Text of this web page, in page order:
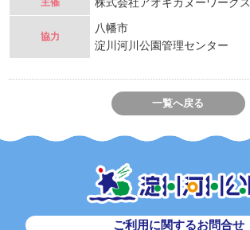
主催
協力
八幡市
淀川河川公園管理センター
一覧へ戻る
ご利用に関するお問合せ